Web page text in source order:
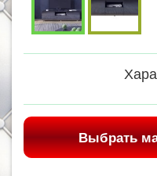
Выбрать